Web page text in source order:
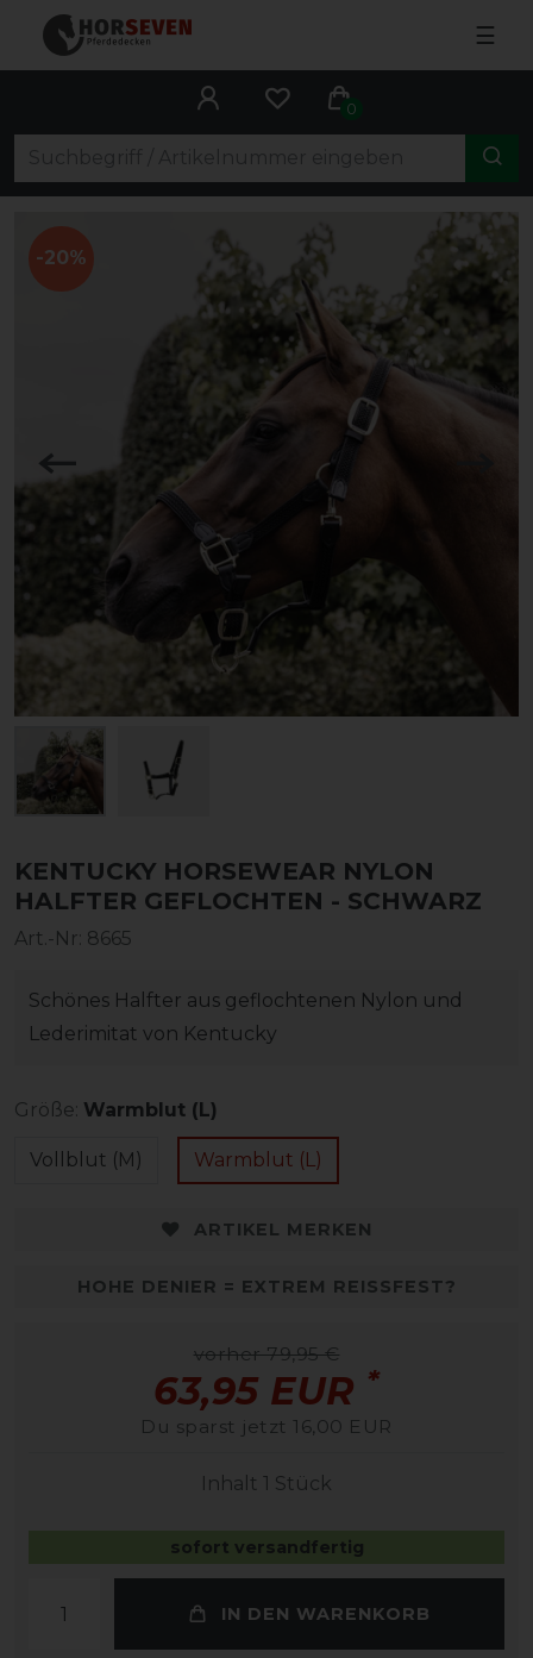
☰
0
-20%
KENTUCKY HORSEWEAR NYLON
HALFTER GEFLOCHTEN - SCHWARZ
Art.-Nr: 8665
Schönes Halfter aus geflochtenen Nylon und
Lederimitat von Kentucky
Größe: Warmblut (L)
Vollblut (M) Warmblut (L)
ARTIKEL MERKEN
HOHE DENIER = EXTREM REISSFEST?
vorher 79,95 €
63,95 EUR *
Du sparst jetzt 16,00 EUR
Inhalt 1 Stück
sofort versandfertig
IN DEN WARENKORB